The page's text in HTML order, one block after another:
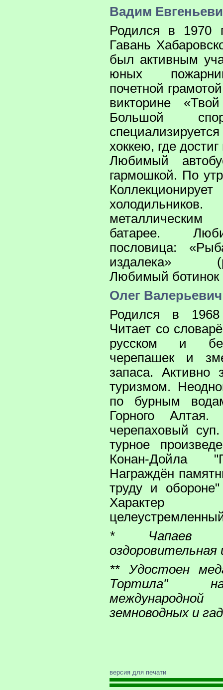
Вадим
Родился в 1970
Гавань
был активным
юных
почетной
викторине
Большой
хоккею, где
Любимый
гармошкой. По
батарее.
пословица:
издалека»
Любимый ботинок
Олег
Родился в
Читает со
русском и
черепашек и
запаса. Активно
туризмом.
по бурным
Горного
черепаховый
турное
Конан-Дойла
Награждён
труду и
* Чапаев –
оздоровительная
** Удостоен
Тортила"
земноводных и
версия для печати